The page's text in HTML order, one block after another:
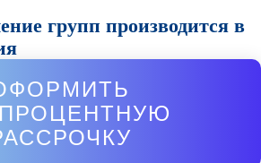
групп производится в